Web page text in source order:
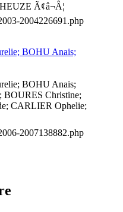
Ã¢â¬Â¦
2004226691.php
BOHU Anais;
BOHU Anais;
Christine;
CARLIER Ophelie;
2007138882.php